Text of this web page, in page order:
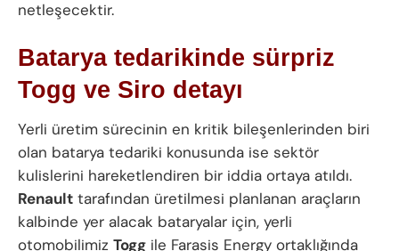
netleşecektir.
Batarya tedarikinde sürpriz
Togg ve Siro detayı
Yerli üretim sürecinin en kritik bileşenlerinden biri
olan batarya tedariki konusunda ise sektör
kulislerini hareketlendiren bir iddia ortaya atıldı.
Renault tarafından üretilmesi planlanan araçların
kalbinde yer alacak bataryalar için, yerli
otomobilimiz Togg ile Farasis Energy ortaklığında